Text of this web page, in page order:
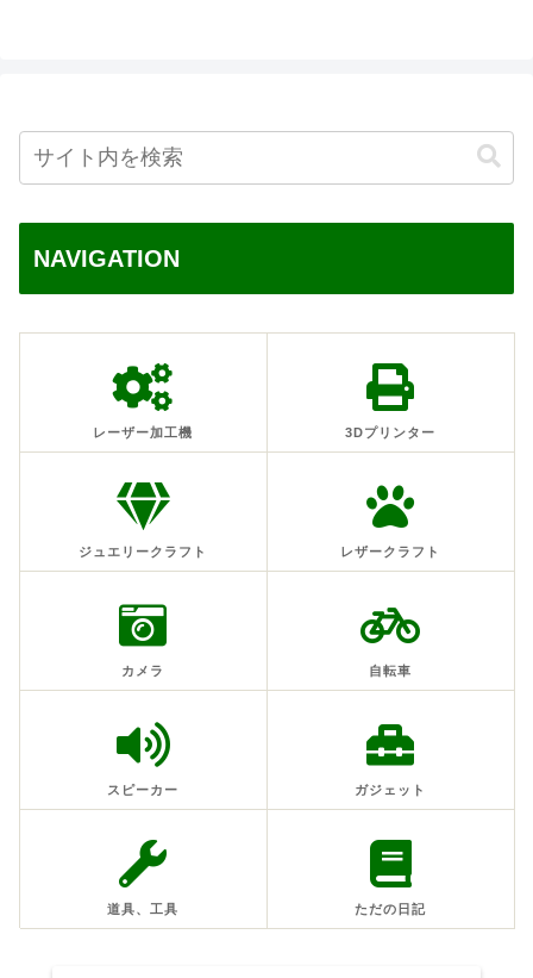
NAVIGATION
レーザー加工機 3Dプリンター
ジュエリークラフト レザークラフト
カメラ 自転車
スピーカー ガジェット
道具、工具 ただの日記